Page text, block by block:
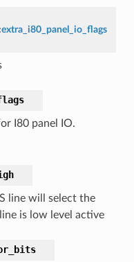
extra_i80_panel_io_flags
I80 panel IO.
line will select the
is low level active